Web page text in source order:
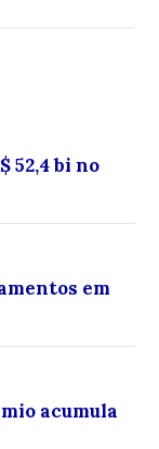
52,4 bi no
em
acumula